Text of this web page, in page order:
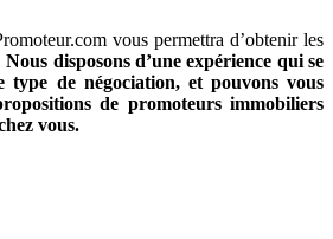
vous permettra d’obtenir les
Nous disposons d’une expérience qui se
type de négociation, et pouvons vous
de promoteurs immobiliers
vous.